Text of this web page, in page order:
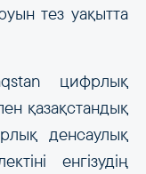
тез уақытта
цифрлық
қазақстандық
денсаулық
енгізудің